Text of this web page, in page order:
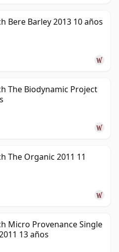
Bere Barley 2013 10 años
The Biodynamic Project
The Organic 2011 11
Micro Provenance Single
13 años